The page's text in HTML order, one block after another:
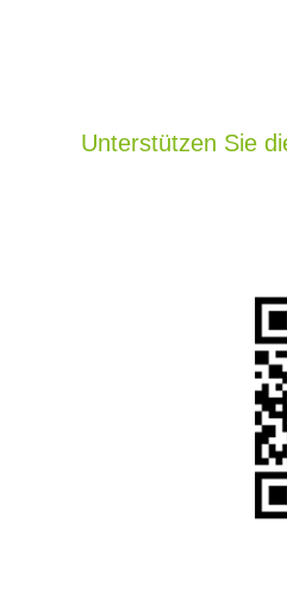
Unterstützen Sie